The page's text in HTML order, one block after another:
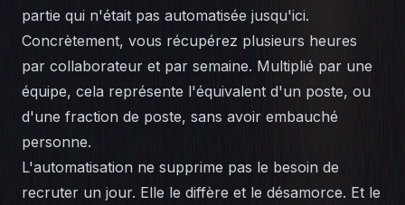
partie qui n'était pas automatisée jusqu'ici.
Concrètement, vous récupérez plusieurs heures
par collaborateur et par semaine. Multiplié par une
équipe, cela représente l'équivalent d'un poste, ou
d'une fraction de poste, sans avoir embauché
personne.
L'automatisation ne supprime pas le besoin de
recruter un jour. Elle le diffère et le désamorce. Et le